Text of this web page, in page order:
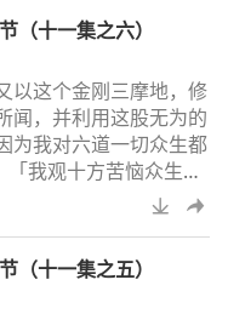
求她，她就会来帮忙。
头，不是耳朵，而是内
正的耳根，真正听的能
生被大水冲走，我能使
。」「第四
（十一集之六）
以这个金刚三摩地，修
闻，并利用这股无为的
为我对六道一切众生都
「我观十方苦恼众生的
以解脱。」那是修观音
修内边原本的耳根，所
声音。因此，当我们不
（十一集之五）